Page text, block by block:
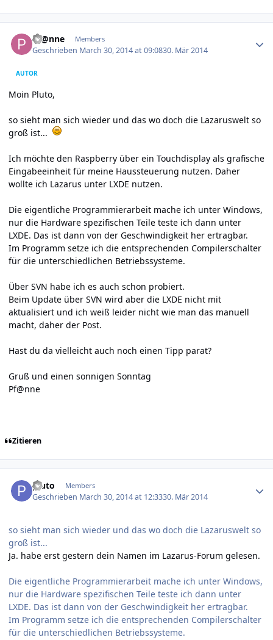
Pf@nne Members
Geschrieben March 30, 2014 at 09:0830. Mär 2014
AUTOR
Moin Pluto,
so sieht man sich wieder und das wo doch die Lazaruswelt so
groß ist...
Ich möchte den Raspberry über ein Touchdisplay als grafische
Eingabeeinheit für meine Haussteuerung nutzen. Daher
wollte ich Lazarus unter LXDE nutzen.
Die eigentliche Programmierarbeit mache ich unter Windows,
nur die Hardware spezifischen Teile teste ich dann unter
LXDE. Das ist dann von der Geschwindigkeit her ertragbar.
Im Programm setze ich die entsprechenden Compilerschalter
für die unterschiedlichen Betriebssysteme.
Über SVN habe ich es auch schon probiert.
Beim Update über SVN wird aber die LXDE nicht mit
aktualisiert und ich weiß leider nicht wie man das manuell
macht, daher der Post.
Hast du da vielleicht auch noch einen Tipp parat?
Gruß und einen sonnigen Sonntag
Pf@nne
Zitieren
pluto Members
Geschrieben March 30, 2014 at 12:3330. Mär 2014
so sieht man sich wieder und das wo doch die Lazaruswelt so
groß ist...
Ja. habe erst gestern dein Namen im Lazarus-Forum gelesen.
Die eigentliche Programmierarbeit mache ich unter Windows,
nur die Hardware spezifischen Teile teste ich dann unter
LXDE. Das ist dann von der Geschwindigkeit her ertragbar.
Im Programm setze ich die entsprechenden Compilerschalter
für die unterschiedlichen Betriebssysteme.